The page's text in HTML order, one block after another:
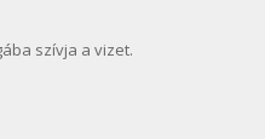
szívja a vizet.